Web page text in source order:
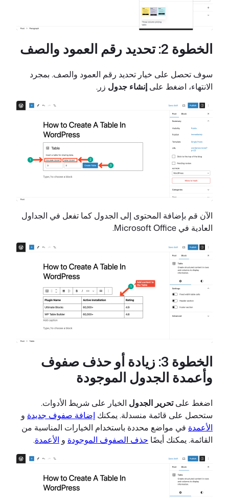
الخطوة 2: تحديد رقم العمود والصف
سوف تحصل على خيار تحديد رقم العمود والصف. بمجرد
الانتهاء، اضغط على إنشاء جدول زر.
الآن قم بإضافة المحتوى إلى الجدول كما تفعل في الجداول
العادية في Microsoft Office.
الخطوة 3: زيادة أو حذف صفوف
وأعمدة الجدول الموجودة
اضغط علىتحرير الجدول الخيار على شريط الأدوات.
ستحصل على قائمة منسدلة. يمكنك إضافة صفوف جديدة و
الأعمدة في مواضع محددة باستخدام الخيارات المناسبة من
القائمة. يمكنك أيضًا حذف الصفوف الموجودة و الأعمدة.